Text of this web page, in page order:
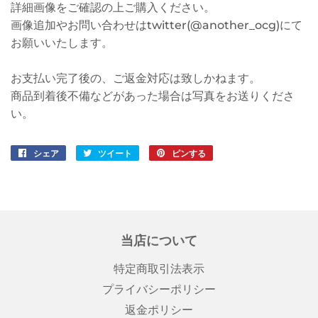
詳細画像をご確認の上ご購入ください。
画像追加やお問い合わせはtwitter(@another_ocg)にて
お願いいたします。
お支払い完了後の、ご返金対応は致しかねます。
商品到着後不備などがあった場合は写真をお送りくださ
い。
シェア
Facebookツイート
Twitter
る
ピンする
当店について
特定商取引法表示
プライバシーポリシー
返金ポリシー